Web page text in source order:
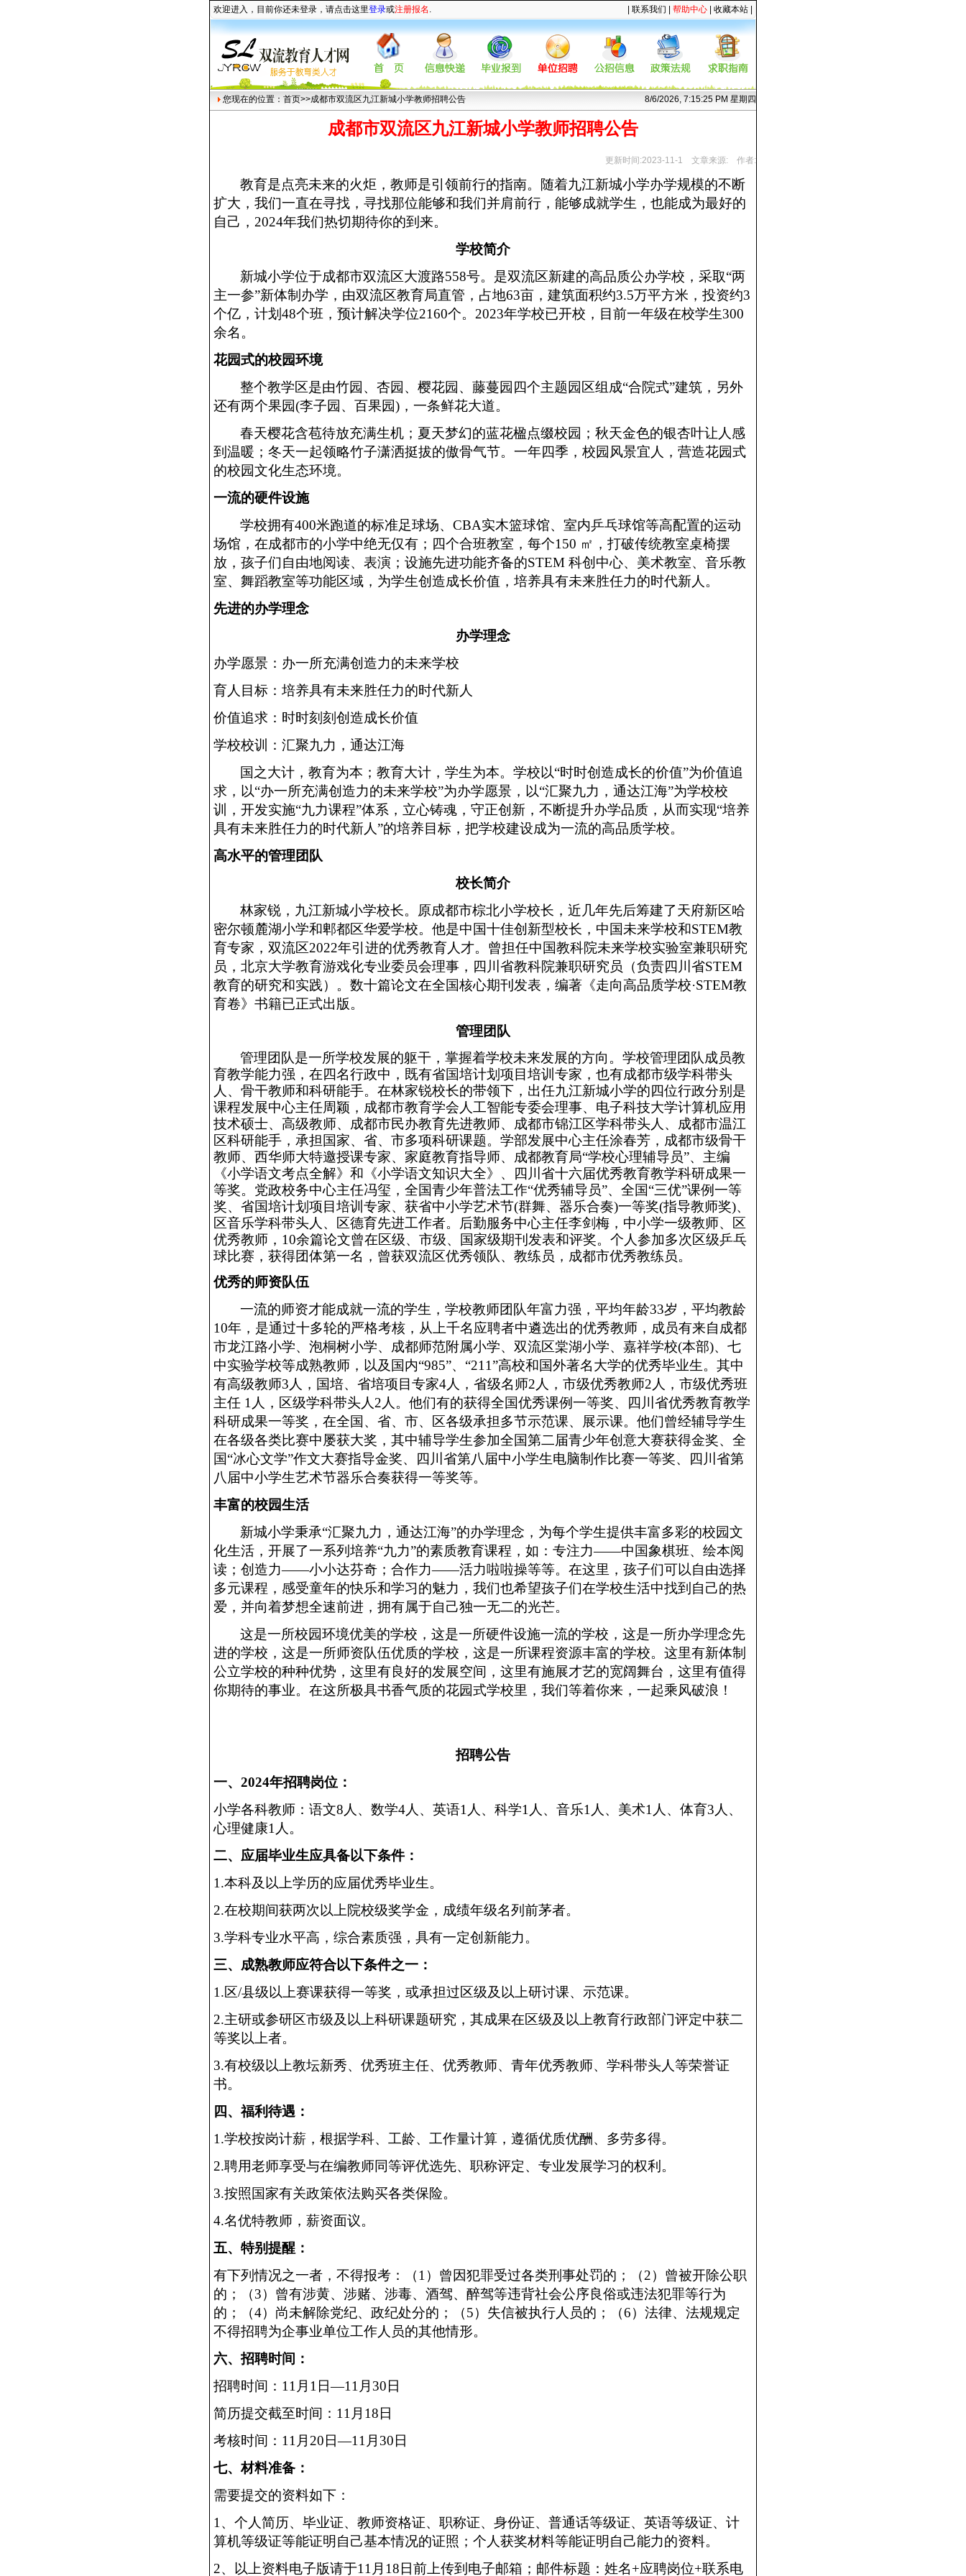
欢迎进入，目前你还未登录，请点击这里登录或注册报名 . 联系我们 帮助中心 收藏本站
您现在的位置： 首页>>成都市双流区九江新城小学教师招聘公告 8/6/2026, 7:15:26 PM 星期四
成都市双流区九江新城小学教师招聘公告
更新时间:2023-11-1 文章来源: 作者:
教育是点亮未来的火炬，教师是引领前行的指南。随着九江新城小学办学规模的不断
扩大，我们一直在寻找，寻找那位能够和我们并肩前行，能够成就学生，也能成为最好的
自己， 2024年我们热切期待你的到来。
学校简介
新城小学位于成都市双流区大渡路558号。是双流区新建的高品质公办学校，采取“两
主一参”新体制办学，由双流区教育局直管，占地63亩，建筑面积约3.5万平方米，投资约3
个亿，计划48个班，预计解决学位2160个。2023年学校已开校，目前一年级在校学生300
余名。
花园式的校园环境
整个教学区是由竹园、杏园、樱花园、藤蔓园四个主题园区组成“合院式”建筑，另外
还有两个果园(李子园、百果园)，一条鲜花大道。
春天樱花含苞待放充满生机；夏天梦幻的蓝花楹点缀校园；秋天金色的银杏叶让人感
到温暖；冬天一起领略竹子潇洒挺拔的傲骨气节。一年四季，校园风景宜人，营造花园式
的校园文化生态环境。
一流的硬件设施
学校拥有400米跑道的标准足球场、CBA实木篮球馆、室内乒乓球馆等高配置的运动
场馆，在成都市的小学中绝无仅有；四个合班教室，每个150 ㎡，打破传统教室桌椅摆
放，孩子们自由地阅读、表演；设施先进功能齐备的STEM 科创中心、美术教室、音乐教
室、舞蹈教室等功能区域，为学生创造成长价值，培养具有未来胜任力的时代新人。
先进的办学理念
办学理念
办学愿景：办一所充满创造力的未来学校
育人目标：培养具有未来胜任力的时代新人
价值追求：时时刻刻创造成长价值
学校校训：汇聚九力，通达江海
国之大计，教育为本；教育大计，学生为本。学校以“时时创造成长的价值”为价值追
求，以“办一所充满创造力的未来学校”为办学愿景，以“汇聚九力，通达江海”为学校校
训，开发实施“九力课程”体系，立心铸魂，守正创新，不断提升办学品质，从而实现“培养
具有未来胜任力的时代新人”的培养目标，把学校建设成为一流的高品质学校。
高水平的管理团队
校长简介
林家锐，九江新城小学校长。原成都市棕北小学校长，近几年先后筹建了天府新区哈
密尔顿麓湖小学和郫都区华爱学校。他是中国十佳创新型校长，中国未来学校和STEM教
育专家，双流区2022年引进的优秀教育人才。曾担任中国教科院未来学校实验室兼职研究
员，北京大学教育游戏化专业委员会理事，四川省教科院兼职研究员（负责四川省STEM
教育的研究和实践）。数十篇论文在全国核心期刊发表，编著《走向高品质学校·STEM教
育卷》书籍已正式出版。
管理团队
管理团队是一所学校发展的躯干，掌握着学校未来发展的方向。学校管理团队成员教
育教学能力强，在四名行政中，既有省国培计划项目培训专家，也有成都市级学科带头
人、骨干教师和科研能手。在林家锐校长的带领下，出任九江新城小学的四位行政分别是
课程发展中心主任周颖，成都市教育学会人工智能专委会理事、电子科技大学计算机应用
技术硕士、高级教师、成都市民办教育先进教师、成都市锦江区学科带头人、成都市温江
区科研能手，承担国家、省、市多项科研课题。学部发展中心主任涂春芳，成都市级骨干
教师、西华师大特邀授课专家、家庭教育指导师、成都教育局“学校心理辅导员”、主编
《小学语文考点全解》和《小学语文知识大全》、四川省十六届优秀教育教学科研成果一
等奖。党政校务中心主任冯玺，全国青少年普法工作“优秀辅导员”、全国“三优”课例一等
奖、省国培计划项目培训专家、获省中小学艺术节(群舞、器乐合奏)一等奖(指导教师奖)、
区音乐学科带头人、区德育先进工作者。后勤服务中心主任李剑梅，中小学一级教师、区
优秀教师，10余篇论文曾在区级、市级、国家级期刊发表和评奖。个人参加多次区级乒乓
球比赛，获得团体第一名，曾获双流区优秀领队、教练员，成都市优秀教练员。
优秀的师资队伍
一流的师资才能成就一流的学生，学校教师团队年富力强，平均年龄33岁，平均教龄
10年，是通过十多轮的严格考核，从上千名应聘者中遴选出的优秀教师，成员有来自成都
市龙江路小学、泡桐树小学、成都师范附属小学、双流区棠湖小学、嘉祥学校(本部)、七
中实验学校等成熟教师，以及国内“985”、“211”高校和国外著名大学的优秀毕业生。其中
有高级教师3人，国培、省培项目专家4人，省级名师2人，市级优秀教师2人，市级优秀班
主任 1人，区级学科带头人2人。他们有的获得全国优秀课例一等奖、四川省优秀教育教学
科研成果一等奖，在全国、省、市、区各级承担多节示范课、展示课。他们曾经辅导学生
在各级各类比赛中屡获大奖，其中辅导学生参加全国第二届青少年创意大赛获得金奖、全
国“冰心文学”作文大赛指导金奖、四川省第八届中小学生电脑制作比赛一等奖、四川省第
八届中小学生艺术节器乐合奏获得一等奖等。
丰富的校园生活
新城小学秉承“汇聚九力，通达江海”的办学理念，为每个学生提供丰富多彩的校园文
化生活，开展了一系列培养“九力”的素质教育课程，如：专注力——中国象棋班、绘本阅
读；创造力——小小达芬奇；合作力——活力啦啦操等等。在这里，孩子们可以自由选择
多元课程，感受童年的快乐和学习的魅力，我们也希望孩子们在学校生活中找到自己的热
爱，并向着梦想全速前进，拥有属于自己独一无二的光芒。
这是一所校园环境优美的学校，这是一所硬件设施一流的学校，这是一所办学理念先
进的学校，这是一所师资队伍优质的学校，这是一所课程资源丰富的学校。这里有新体制
公立学校的种种优势，这里有良好的发展空间，这里有施展才艺的宽阔舞台，这里有值得
你期待的事业。在这所极具书香气质的花园式学校里，我们等着你来，一起乘风破浪！
招聘公告
一、 2024年招聘岗位：
小学各科教师：语文8人、数学4人、英语1人、科学1人、音乐1人、美术1人、体育3人、
心理健康1人。
二、应届毕业生应具备以下条件：
1.本科及以上学历的应届优秀毕业生。
2.在校期间获两次以上院校级奖学金，成绩年级名列前茅者。
3.学科专业水平高，综合素质强，具有一定创新能力。
三、成熟教师应符合以下条件之一：
1.区/县级以上赛课获得一等奖，或承担过区级及以上研讨课、示范课。
2.主研或参研区市级及以上科研课题研究，其成果在区级及以上教育行政部门评定中获二
等奖以上者。
3.有校级以上教坛新秀、优秀班主任、优秀教师、青年优秀教师、学科带头人等荣誉证
书。
四、福利待遇：
1.学校按岗计薪，根据学科、工龄、工作量计算，遵循优质优酬、多劳多得。
2.聘用老师享受与在编教师同等评优选先、职称评定、专业发展学习的权利。
3.按照国家有关政策依法购买各类保险。
4.名优特教师，薪资面议。
五、特别提醒：
有下列情况之一者，不得报考：（1）曾因犯罪受过各类刑事处罚的；（2）曾被开除公职
的；（3）曾有涉黄、涉赌、涉毒、酒驾、醉驾等违背社会公序良俗或违法犯罪等行为
的；（4）尚未解除党纪、政纪处分的；（5）失信被执行人员的；（6）法律、法规规定
不得招聘为企事业单位工作人员的其他情形。
六、招聘时间：
招聘时间： 11月1日—11月30日
简历提交截至时间： 11月18日
考核时间： 11月20日—11月30日
七、材料准备：
需要提交的资料如下：
1、个人简历、毕业证、教师资格证、职称证、身份证、普通话等级证、英语等级证、计
算机等级证等能证明自己基本情况的证照；个人获奖材料等能证明自己能力的资料。
2、以上资料电子版请于11月18日前上传到电子邮箱；邮件标题：姓名+应聘岗位+联系电